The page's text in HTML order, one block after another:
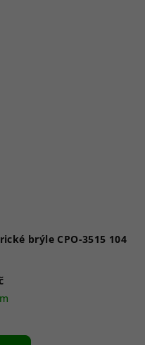
brýle CPO-3515 104